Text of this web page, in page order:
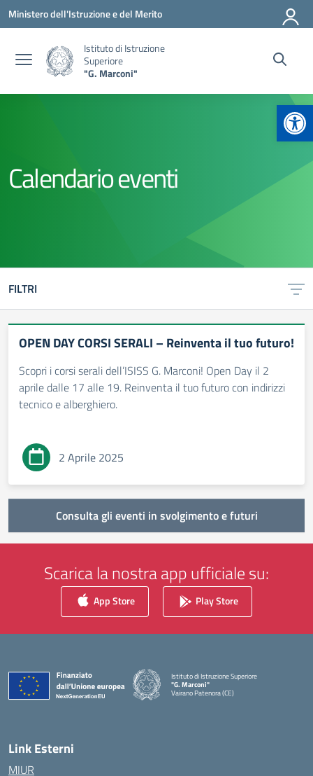
Vai ai contenuti
Vai al menu di navigazione
Vai al footer
Ministero dell'Istruzione e del Merito
Istituto di Istruzione
Superiore
"G. Marconi"
Calendario eventi
FILTRI
OPEN DAY CORSI SERALI – Reinventa il tuo futuro!
Scopri i corsi serali dell’ISISS G. Marconi! Open Day il 2
aprile dalle 17 alle 19. Reinventa il tuo futuro con indirizzi
tecnico e alberghiero.
2 Aprile 2025
Consulta gli eventi in svolgimento e futuri
Scarica la nostra app ufficiale su:
App Store Play Store
Istituto di Istruzione Superiore
"G. Marconi"
Vairano Patenora (CE)
Link Esterni
MIUR